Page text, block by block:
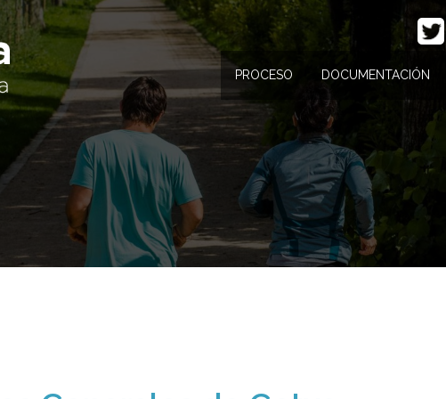
PROCESO DOCUMENTACIÓN